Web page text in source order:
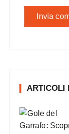
ARTICOLI